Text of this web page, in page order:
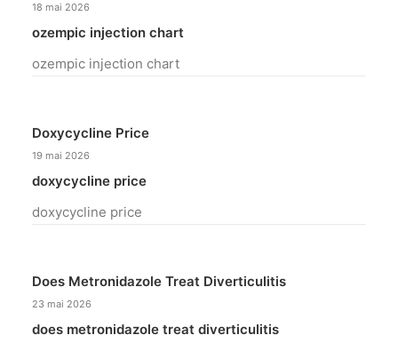
18 mai 2026
ozempic injection chart
ozempic injection chart
Doxycycline Price
19 mai 2026
doxycycline price
doxycycline price
Does Metronidazole Treat Diverticulitis
23 mai 2026
does metronidazole treat diverticulitis